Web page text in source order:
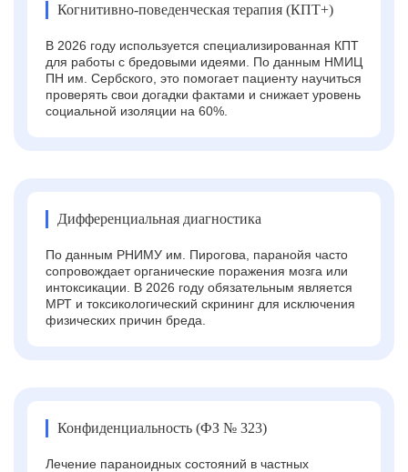
Когнитивно-поведенческая терапия (КПТ+)
В 2026 году используется специализированная КПТ
для работы с бредовыми идеями. По данным НМИЦ
ПН им. Сербского, это помогает пациенту научиться
проверять свои догадки фактами и снижает уровень
социальной изоляции на 60%.
Дифференциальная диагностика
По данным РНИМУ им. Пирогова, паранойя часто
сопровождает органические поражения мозга или
интоксикации. В 2026 году обязательным является
МРТ и токсикологический скрининг для исключения
физических причин бреда.
Конфиденциальность (ФЗ № 323)
Лечение параноидных состояний в частных